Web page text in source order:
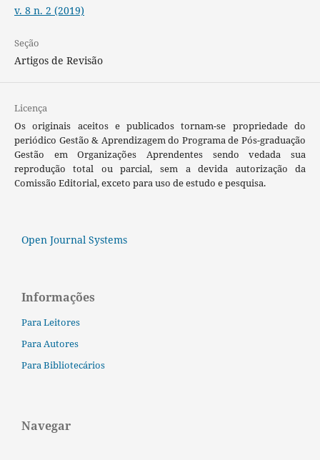
v. 8 n. 2 (2019)
Seção
Artigos de Revisão
Licença
Os originais aceitos e publicados tornam-se propriedade do
periódico Gestão & Aprendizagem do Programa de Pós-graduação
Gestão em Organizações Aprendentes sendo vedada sua
reprodução total ou parcial, sem a devida autorização da
Comissão Editorial, exceto para uso de estudo e pesquisa.
Open Journal Systems
Informações
Para Leitores
Para Autores
Para Bibliotecários
Navegar